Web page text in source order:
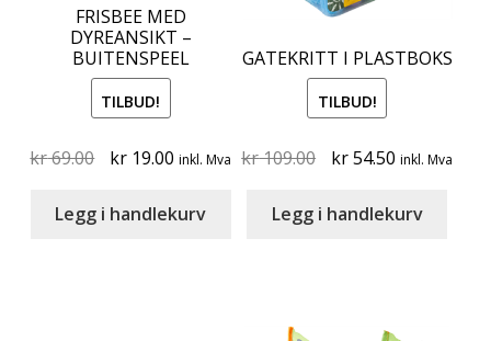
FRISBEE MED
DYREANSIKT –
BUITENSPEEL
TILBUD!
kr69.00
Original
was:
kr 19.00 Current
is:
inkl. Mva
Legg i handlekurv
GATEKRITT I PLASTBOKS
TILBUD!
kr109.00
Original
was:
kr54.50 Current
is:
inkl. Mva
Legg i handlekurv